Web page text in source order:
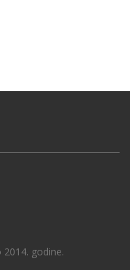
2014. godine.